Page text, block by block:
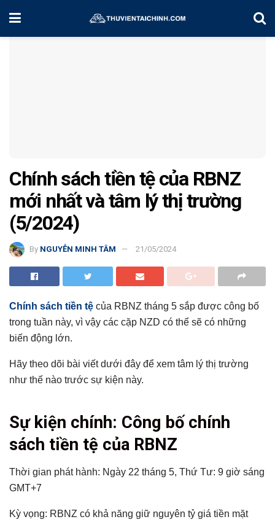
Home Chiến Lược Đầu Tư
Chính sách tiền tệ của RBNZ
mới nhất và tâm lý thị trường
(5/2024)
By NGUYỄN MINH TÂM 21/05/2024
Chính sách tiền tệ của RBNZ tháng 5 sắp được công bố
trong tuần này, vì vậy các cặp NZD có thể sẽ có những
biến động lớn.
Hãy theo dõi bài viết dưới đây để xem tâm lý thị trường
như thế nào trước sự kiện này.
Sự kiện chính: Công bố chính sách tiền tệ của RBNZ
Dữ liệu liên quan của New Zealand kể từ Chính sách tiền
Phe ủng hộ Chính sách tiền tệ thắt chặt/Tiềm năng tăng
giá cho NZD
giảm giá đối với NZD
Sự kiện chính: Công bố chính
sách tiền tệ của RBNZ
Thời gian phát hành: Ngày 22 tháng 5, Thứ Tư: 9 giờ sáng
GMT+7
Kỳ vọng: RBNZ có khả năng giữ nguyên tỷ giá tiền mặt